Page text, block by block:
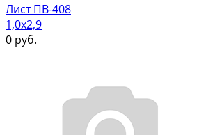
Лист ПВ-408
1,0х2,9
0 руб.